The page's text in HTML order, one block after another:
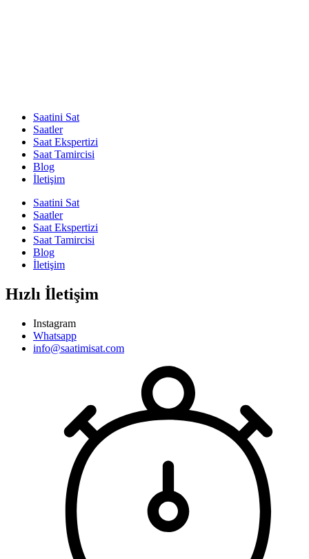
Saatini Sat
Saatler
Saat Ekspertizi
Saat Tamircisi
Blog
İletişim
Saatini Sat
Saatler
Saat Ekspertizi
Saat Tamircisi
Blog
İletişim
Hızlı İletişim
Instagram
Whatsapp
info@saatimisat.com